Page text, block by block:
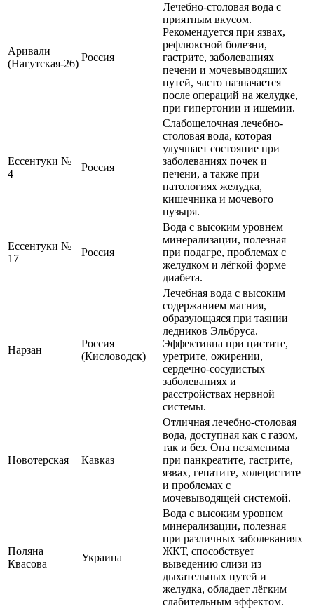
Аривали
(Нагутская-26)
Россия
Лечебно-столовая вода с
приятным вкусом.
Рекомендуется при язвах,
рефлюксной болезни,
гастрите, заболеваниях
печени и мочевыводящих
путей, часто назначается
после операций на желудке,
при гипертонии и ишемии.
Ессентуки №
4
Россия
Слабощелочная лечебно-
столовая вода, которая
улучшает состояние при
заболеваниях почек и
печени, а также при
патологиях желудка,
кишечника и мочевого
пузыря.
Ессентуки №
17
Россия
Вода с высоким уровнем
минерализации, полезная
при подагре, проблемах с
желудком и лёгкой форме
диабета.
Нарзан
Россия
(Кисловодск)
Лечебная вода с высоким
содержанием магния,
образующаяся при таянии
ледников Эльбруса.
Эффективна при цистите,
уретрите, ожирении,
сердечно-сосудистых
заболеваниях и
расстройствах нервной
системы.
Новотерская Кавказ
Отличная лечебно-столовая
вода, доступная как с газом,
так и без. Она незаменима
при панкреатите, гастрите,
язвах, гепатите, холецистите
и проблемах с
мочевыводящей системой.
Поляна
Квасова
Украина
Вода с высоким уровнем
минерализации, полезная
при различных заболеваниях
ЖКТ, способствует
выведению слизи из
дыхательных путей и
желудка, обладает лёгким
слабительным эффектом.